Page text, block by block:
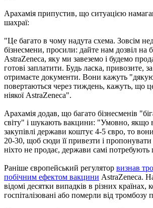
Арахамія припустив, що ситуацією
шахраї:
"Це багато в чому надута схема. Зовсім
бізнесмени, просили: дайте нам дозвіл на
AstraZeneca, яку ми завеземо і будемо
готові заплатити. Будь ласка, привозите,
отримаєте документи. Вони кажуть
повертаються через тиждень, кажуть, що
ніякої AstraZeneca".
Арахамія додав, що багато бізнесменів
світу" і шукають вакцини: "Умовно, якщо
закупівлі держави коштує 4-5 євро, то
20-30, щоб сюди її привезти і
ніхто не продає, держави самі
Раніше європейський регулятор визнав
побічним ефектом вакцини AstraZeneca.
відомі десятки випадків в різних країнах,
госпіталізовані або померли від тромбозу